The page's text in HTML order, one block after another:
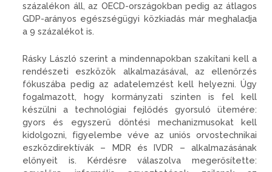
százalékon áll, az OECD-országokban pedig az átlagos
GDP-arányos egészségügyi közkiadás már meghaladja
a 9 százalékot is.
Rásky László szerint a mindennapokban szakítani kell a
rendészeti eszközök alkalmazásával, az ellenőrzés
fókuszába pedig az adatelemzést kell helyezni. Úgy
fogalmazott, hogy kormányzati szinten is fel kell
készülni a technológiai fejlődés gyorsuló ütemére:
gyors és egyszerű döntési mechanizmusokat kell
kidolgozni, figyelembe véve az uniós orvostechnikai
eszközdirektívák – MDR és IVDR – alkalmazásának
előnyeit is. Kérdésre válaszolva megerősítette: